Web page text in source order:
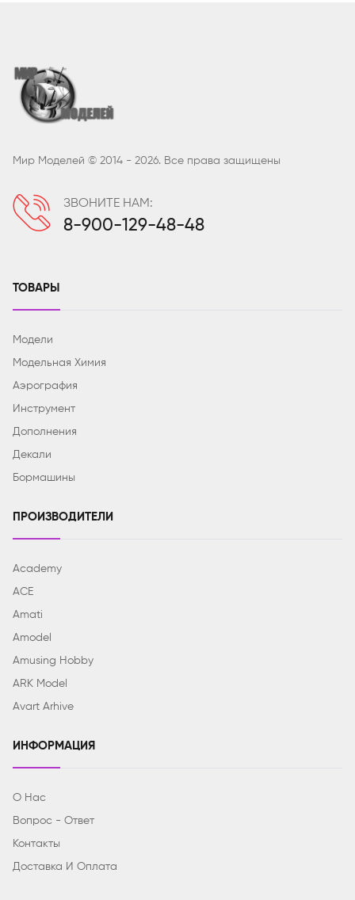
Мир Моделей © 2014 - 2026. Все права защищены
ЗВОНИТЕ НАМ:
8-900-129-48-48
ТОВАРЫ
Модели
Модельная Химия
Аэрография
Инструмент
Дополнения
Декали
Бормашины
ПРОИЗВОДИТЕЛИ
Academy
ACE
Amati
Amodel
Amusing Hobby
ARK Model
Avart Arhive
ИНФОРМАЦИЯ
О Нас
Вопрос - Ответ
Контакты
Доставка И Оплата